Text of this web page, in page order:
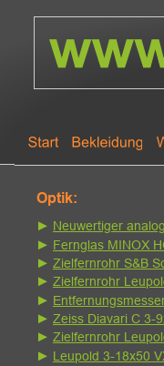
Optik:
► Neuwertiger
► Fernglas MINOX
► Zielfernrohr S&B
► Zielfernrohr
►
► Zeiss Diavari C 3-
► Zielfernrohr
► Leupold 3-18x50